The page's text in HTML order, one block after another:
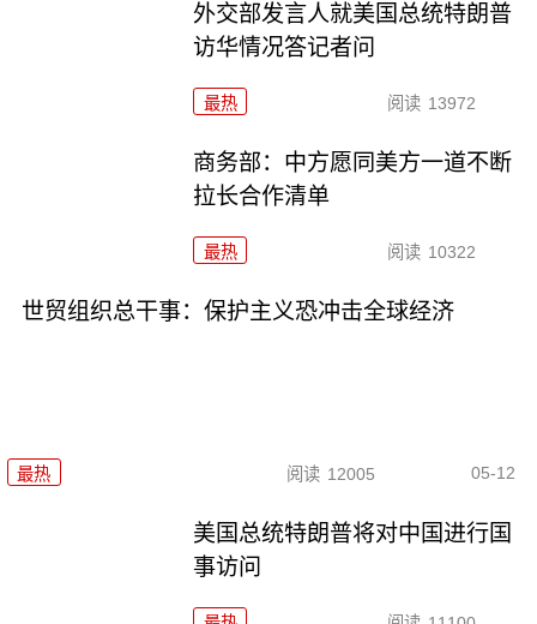
外交部发言人就美国总统特朗普
访华情况答记者问
最热 阅读 13972
商务部：中方愿同美方一道不断
拉长合作清单
最热 阅读 10322
世贸组织总干事：保护主义恐冲击全球经济
最热 阅读 12005 05-12
美国总统特朗普将对中国进行国
事访问